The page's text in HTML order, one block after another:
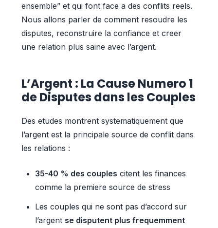
ensemble” et qui font face a des conflits reels.
Nous allons parler de comment resoudre les
disputes, reconstruire la confiance et creer
une relation plus saine avec l’argent.
L’Argent : La Cause Numero 1
de Disputes dans les Couples
Des etudes montrent systematiquement que
l’argent est la principale source de conflit dans
les relations :
35-40 % des couples citent les finances
comme la premiere source de stress
Les couples qui ne sont pas d’accord sur
l’argent se disputent plus frequemment